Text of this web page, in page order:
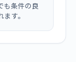
も条件の良
す。